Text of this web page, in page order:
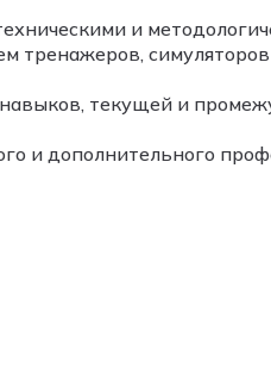
и
тренажеров,
текущей и
и дополнительного